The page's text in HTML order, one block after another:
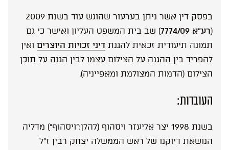
בפסק דין אשר ניתן בערעור שהוגש עוד בשנת 2009
(רע”א 7774/09
) שב בית המשפט העליון ואישר כי גם
תמונה תיעודית זכאית להגנת דיני זכויות היוצרים ואין
להפריד בין ההגנה על הצילום עצמו לבין הגנה על תוכן
הצילום (הדמות המצולמת ומאפייניה).
העובדות:
בשנת 1998 יצר אליעזר ויסהוף (להלן:”ויסהוף”) מדליה
הנושאת דיוקנו של ראש הממשלה יצחק רבין ז”ל